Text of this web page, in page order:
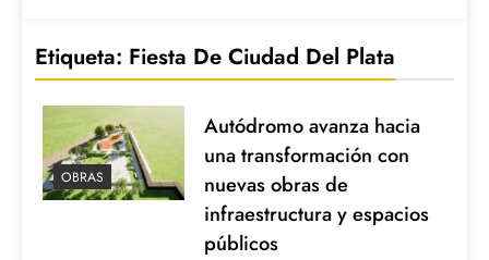
Etiqueta: Fiesta De Ciudad Del Plata
OBRAS
Autódromo avanza hacia
una transformación con
nuevas obras de
infraestructura y espacios
públicos